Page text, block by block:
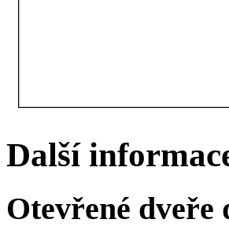
Další
Otevřené dveře